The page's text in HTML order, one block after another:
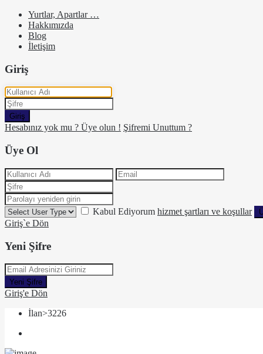
Yurtlar, Apartlar …
Hakkımızda
Blog
İletişim
Giriş
Giriş
Hesabınız yok mu ? Üye olun ! Şifremi Unuttum ?
Üye Ol
Kabul Ediyorum hizmet şartları ve koşullar
Giriş`e Dön
Yeni Şifre
Yeni Şifre
Giriş'e Dön
İlan>3226